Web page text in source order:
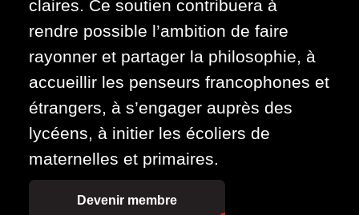
claires. Ce soutien contribuera à
rendre possible l’ambition de faire
rayonner et partager la philosophie, à
accueillir les penseurs francophones et
étrangers, à s’engager auprès des
lycéens, à initier les écoliers de
maternelles et primaires.
Devenir membre